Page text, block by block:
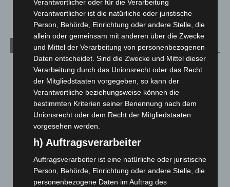
2. August 2026
Kategorien
Blaulicht
2.797
Corona-News
Hannover und Region
Langenhagen und Ortsteile
Leserbriefe
Menschen
Über uns
Veranstaltungen
1.887
Verantwortlicher oder für die Verarbeitung
Verantwortlicher ist die natürliche oder juristische
Person, Behörde, Einrichtung oder andere Stelle, die
allein oder gemeinsam mit anderen über die Zwecke
und Mittel der Verarbeitung von personenbezogenen
Daten entscheidet. Sind die Zwecke und Mittel dieser
Verarbeitung durch das Unionsrecht oder das Recht
der Mitgliedstaaten vorgegeben, so kann der
Verantwortliche beziehungsweise können die
bestimmten Kriterien seiner Benennung nach dem
Unionsrecht oder dem Recht der Mitgliedstaaten
vorgesehen werden.
h) Auftragsverarbeiter
Auftragsverarbeiter ist eine natürliche oder juristische
Person, Behörde, Einrichtung oder andere Stelle, die
personenbezogene Daten im Auftrag des